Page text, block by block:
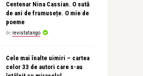
Centenar Nina Cassian. O sută
de ani de frumusețe. O mie de
poeme
de revistatango
Cele mai înalte uimiri – cartea
celor 33 de autori care s-au